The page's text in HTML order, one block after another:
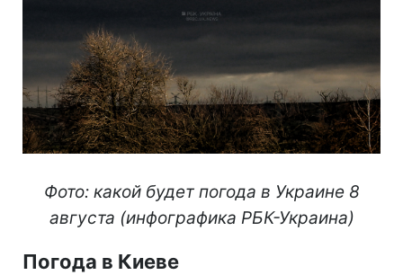
Фото: какой будет погода в Украине 8
августа (инфографика РБК-Украина)
Погода в Киеве